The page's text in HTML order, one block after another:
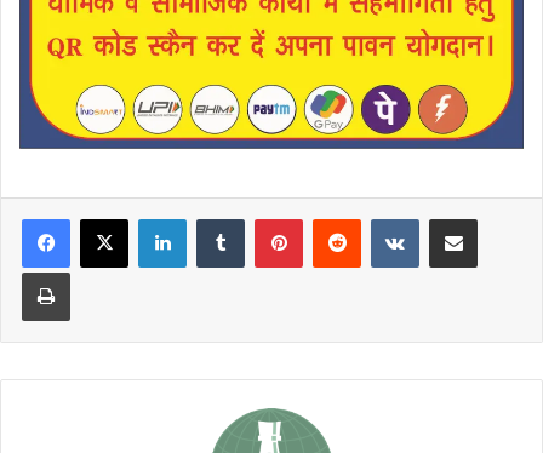
LinkedInTumblr PinterestReddit VKontakteShare via Email
Print